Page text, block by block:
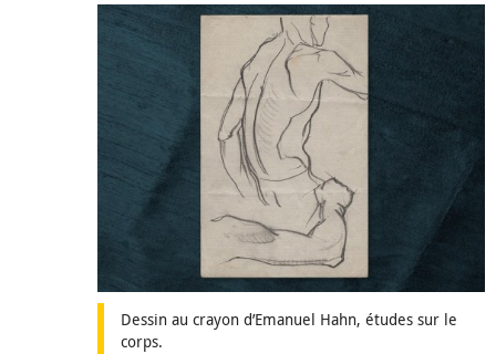
Dessin au crayon d’Emanuel Hahn, études sur le
corps.